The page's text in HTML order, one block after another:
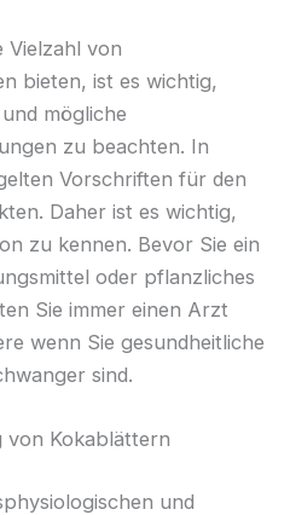
Vielzahl von
bieten, ist es wichtig,
mögliche
zu beachten. In
Vorschriften für den
Daher ist es wichtig,
zu kennen. Bevor Sie ein
oder pflanzliches
Sie immer einen Arzt
wenn Sie gesundheitliche
sind.
von Kokablättern
und